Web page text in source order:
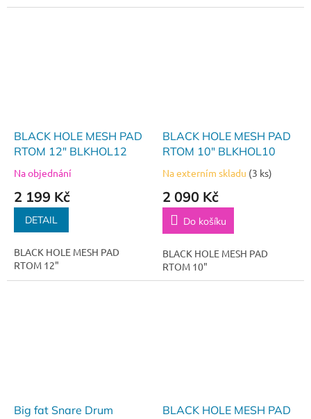
BLACK HOLE MESH PAD
RTOM 12" BLKHOL12
Na objednání
2 199 Kč
DETAIL
BLACK HOLE MESH PAD
RTOM 12"
BLACK HOLE MESH PAD
RTOM 10" BLKHOL10
Na externím skladu (3 ks)
2 090 Kč
Do košíku
BLACK HOLE MESH PAD
RTOM 10"
Big fat Snare Drum
BLACK HOLE MESH PAD